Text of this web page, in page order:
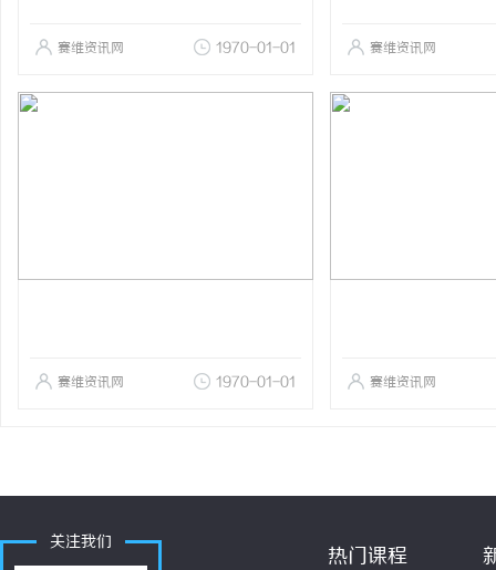
赛维资讯网 1970-01-01 赛维资讯网
赛维资讯网 1970-01-01 赛维资讯网
关注我们
热门课程